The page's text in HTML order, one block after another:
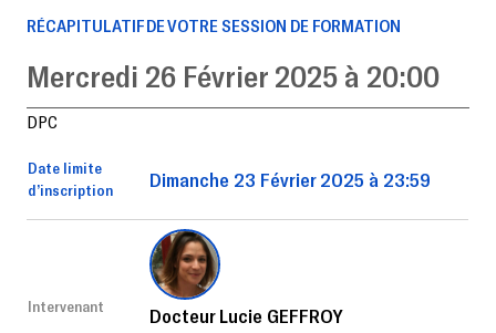
RÉCAPITULATIF DE VOTRE SESSION DE FORMATION
Mercredi 26 Février 2025 à 20:00
DPC
Date limite
d’inscription
Dimanche 23 Février 2025 à 23:59
Intervenant Docteur Lucie GEFFROY